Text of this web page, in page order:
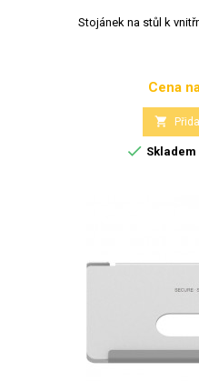
Stojánek na stůl k
Cena

